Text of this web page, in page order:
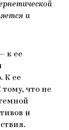
и
к ее
К ее
тому, что не
и